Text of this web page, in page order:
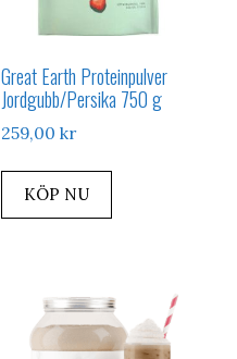
Great Earth Proteinpulver
Jordgubb/Persika 750 g
259,00kr
KÖP NU